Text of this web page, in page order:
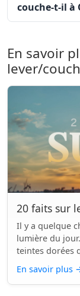
couche-t-il à
En savoir
lever/
20 faits sur
Il y a quelque
lumière du
teintes dorées
En savoir plus